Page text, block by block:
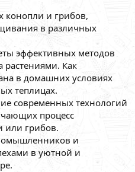
конопли и грибов,
в различных
эффективных методов
растениями. Как
в домашних условиях
теплицах.
современных технологий
процесс
или грибов.
и
в уютной и